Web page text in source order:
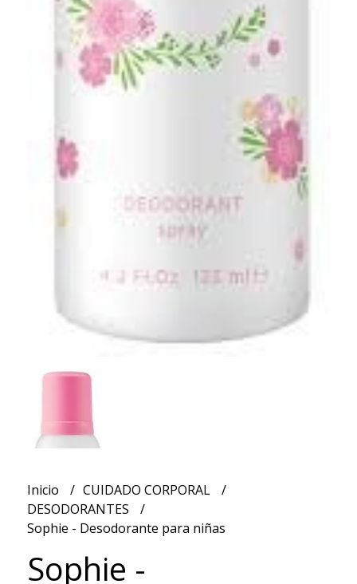
Inicio
CUIDADO CORPORAL
DESODORANTES
Sophie - Desodorante para niñas
Sophie -